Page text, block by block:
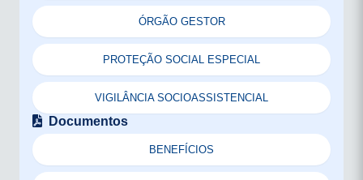
ÓRGÃO GESTOR
PROTEÇÃO SOCIAL ESPECIAL
VIGILÂNCIA SOCIOASSISTENCIAL
Documentos
BENEFÍCIOS